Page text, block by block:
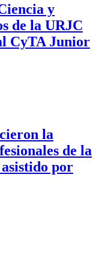
y
de la URJC
CyTA Junior
la
de la
por